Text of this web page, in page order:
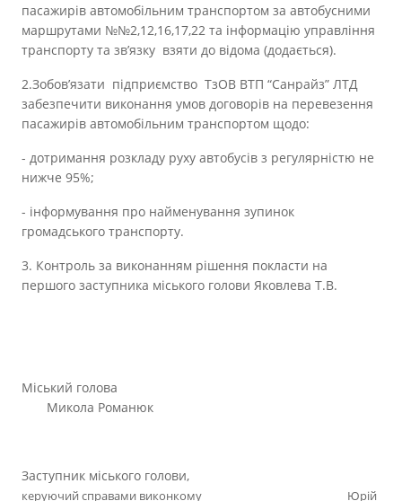
пасажирів автомобільним транспортом за автобусними
маршрутами №№2,12,16,17,22 та інформацію управління
транспорту та зв’язку взяти до відома (додається).
2.Зобов’язати підприємство ТзОВ ВТП “Санрайз” ЛТД
забезпечити виконання умов договорів на перевезення
пасажирів автомобільним транспортом щодо:
- дотримання розкладу руху автобусів з регулярністю не
нижче 95%;
- інформування про найменування зупинок
громадського транспорту.
3. Контроль за виконанням рішення покласти на
першого заступника міського голови Яковлева Т.В.
Міський голова
Микола Романюк
Заступник міського голови,
керуючий справами виконкому Юрій